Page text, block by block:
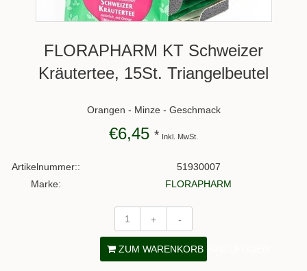
FLORAPHARM KT Schweizer
Kräutertee, 15St. Triangelbeutel
Orangen - Minze - Geschmack
€6,45 * Inkl. MwSt.
Artikelnummer::
51930007
Marke:
FLORAPHARM
+ -
ZUM WARENKORB HINZUFÜGEN